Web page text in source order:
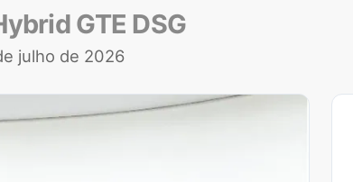
GTE DSG
julho de 2026